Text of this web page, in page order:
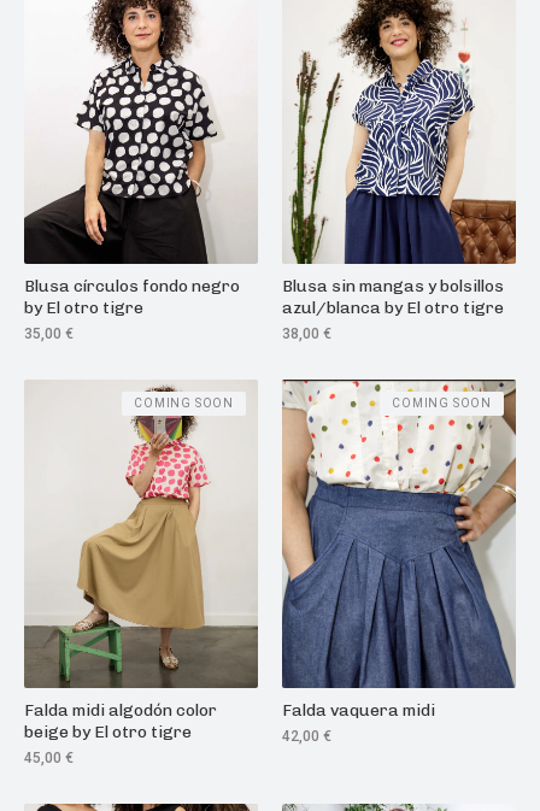
Blusa círculos fondo negro
by El otro tigre
35,00 €
Blusa sin mangas y bolsillos
azul/blanca by El otro tigre
38,00 €
Falda midi algodón color
beige by El otro tigre
45,00 €
COMING SOON
Falda vaquera midi
42,00 €
COMING SOON